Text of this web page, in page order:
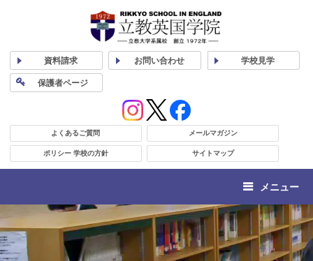
資料請求 お問い合わせ 学校見学
保護者ページ
よくあるご質問 メールマガジン
ポリシー 学校の方針 サイトマップ
メニュー